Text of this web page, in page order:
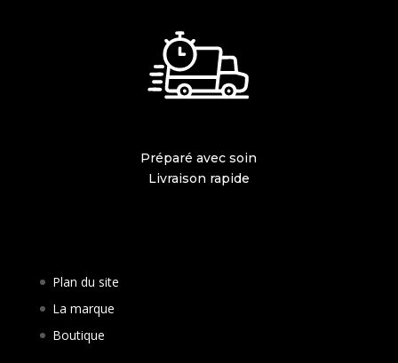
Préparé avec soin
Livraison rapide
Plan du site
La marque
Boutique